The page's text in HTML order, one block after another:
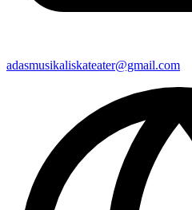
adasmusikaliskateater@gmail.com